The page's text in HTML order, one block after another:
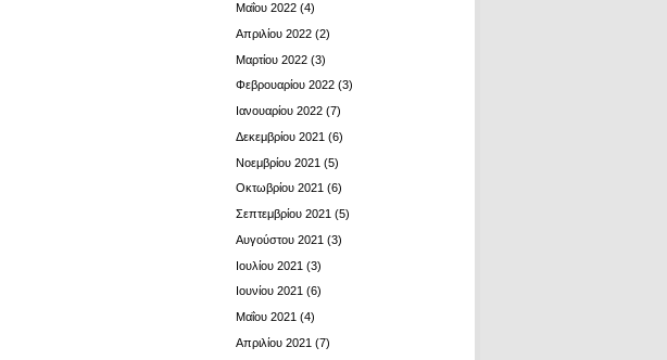
Μαΐου 2022 (4)
Απριλίου 2022 (2)
Μαρτίου 2022 (3)
Φεβρουαρίου 2022 (3)
Ιανουαρίου 2022 (7)
Δεκεμβρίου 2021 (6)
Νοεμβρίου 2021 (5)
Οκτωβρίου 2021 (6)
Σεπτεμβρίου 2021 (5)
Αυγούστου 2021 (3)
Ιουλίου 2021 (3)
Ιουνίου 2021 (6)
Μαΐου 2021 (4)
Απριλίου 2021 (7)